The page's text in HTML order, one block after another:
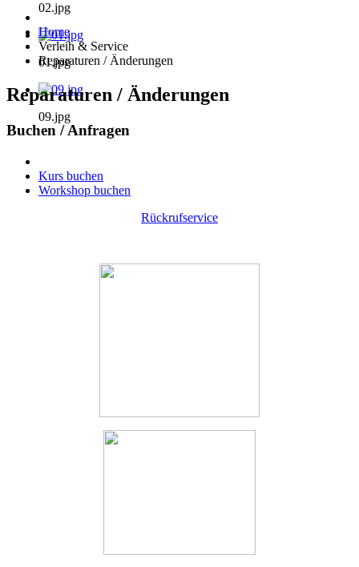
02.jpg
01.jpg
09.jpg
Home
Verleih & Service
Reparaturen / Änderungen
Reparaturen / Änderungen
Buchen / Anfragen
Kurs buchen
Workshop buchen
Rückrufservice